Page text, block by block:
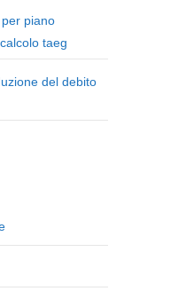
piano
taeg
del debito